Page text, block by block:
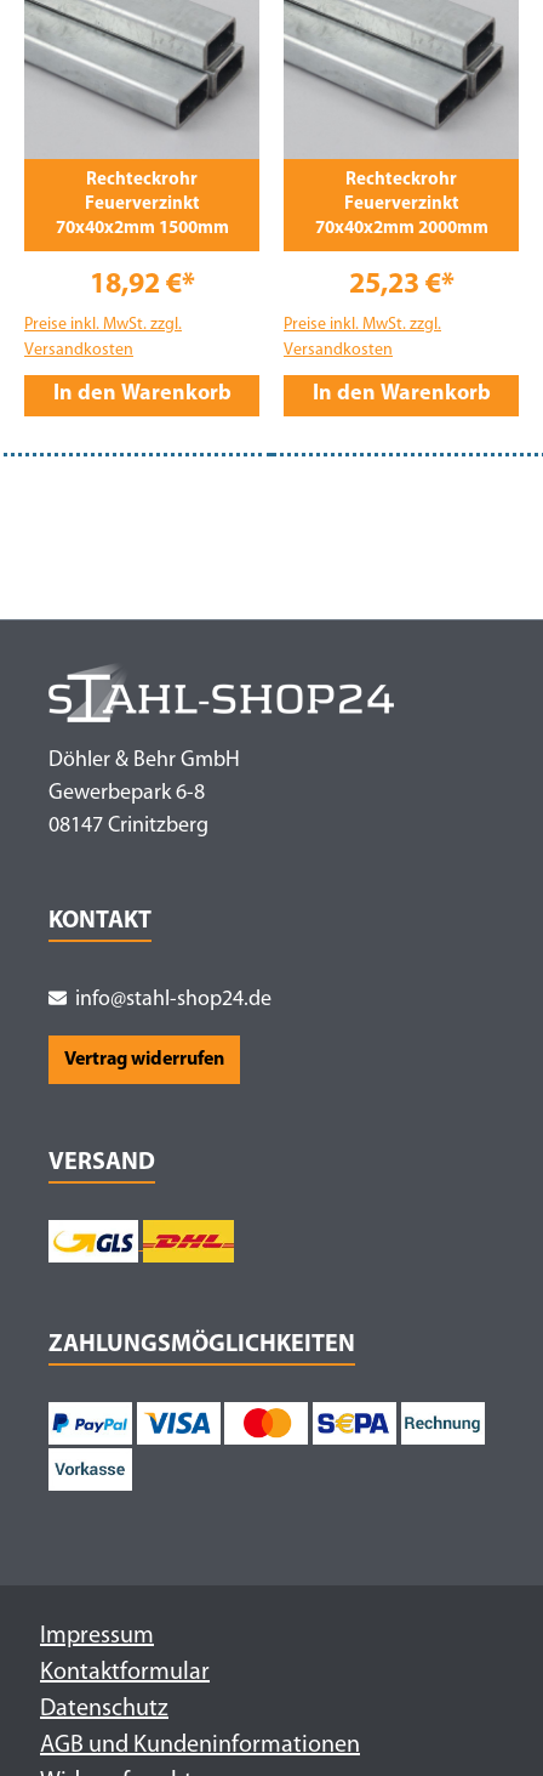
Rechteckrohr
Feuerverzinkt
70x40x2mm 1500mm
18,92 €*
Preise inkl. MwSt. zzgl.
Versandkosten
In den Warenkorb
Rechteckrohr
Feuerverzinkt
70x40x2mm 2000mm
25,23 €*
Preise inkl. MwSt. zzgl.
Versandkosten
In den Warenkorb
Döhler & Behr GmbH
Gewerbepark 6-8
08147 Crinitzberg
KONTAKT
info@stahl-shop24.de
Vertrag widerrufen
VERSAND
ZAHLUNGSMÖGLICHKEITEN
Impressum
Kontaktformular
Datenschutz
AGB und Kundeninformationen